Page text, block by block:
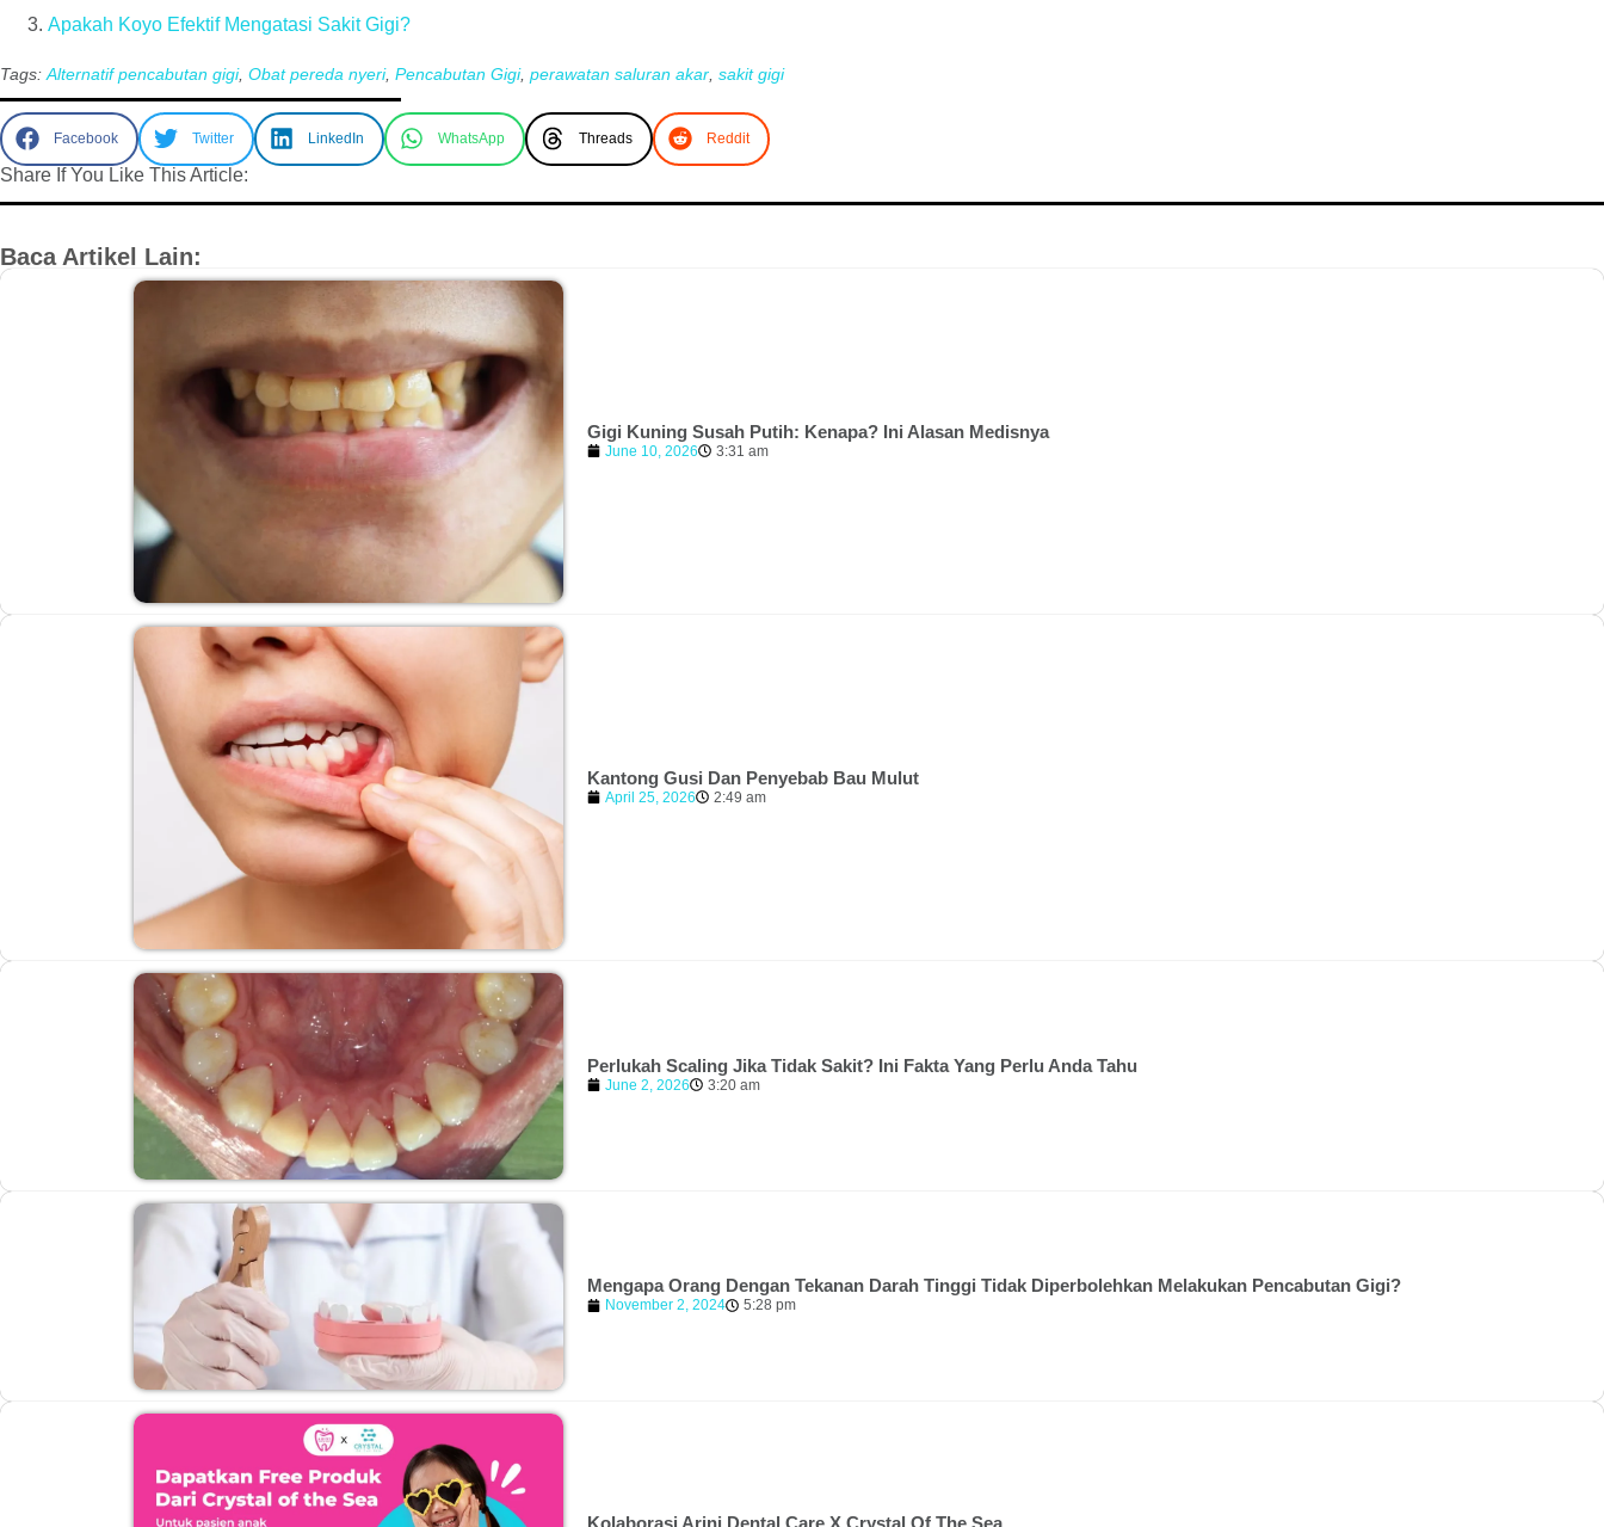
Apakah Koyo Efektif Mengatasi Sakit Gigi?
Tags: Alternatif pencabutan gigi, Obat pereda nyeri, Pencabutan Gigi, perawatan saluran akar sakit gigi
Facebook Twitter LinkedIn WhatsApp Threads Reddit
Share If You Like This Article:
Baca Artikel Lain:
Gigi Kuning Susah Putih: Kenapa? Ini Alasan Medisnya
June 10, 2026 3:31 am
Kantong Gusi Dan Penyebab Bau Mulut
April 25, 2026 2:49 am
Perlukah Scaling Jika Tidak Sakit? Ini Fakta Yang Perlu Anda Tahu
June 2, 2026 3:20 am
Mengapa Orang Dengan Tekanan Darah Tinggi Tidak Diperbolehkan Melakukan Pencabutan Gigi?
November 2, 2024 5:28 pm